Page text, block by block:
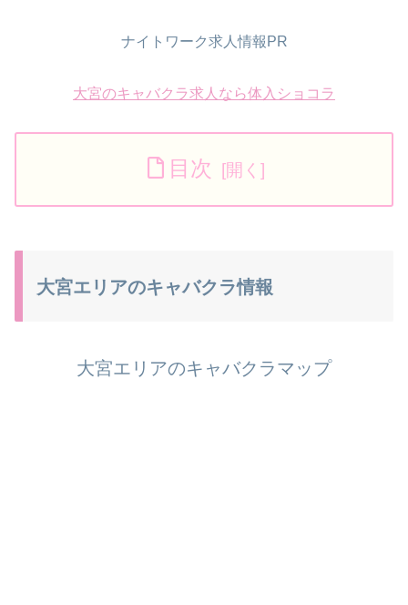
ナイトワーク求人情報PR
大宮のキャバクラ求人なら体入ショコラ
目次
大宮エリアのキャバクラ情報
大宮エリアのキャバクラマップ